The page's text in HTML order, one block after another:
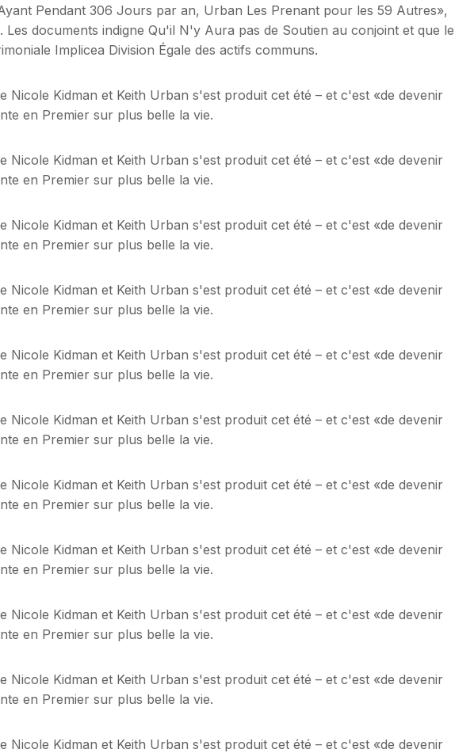
Pendant 306 Jours par an, Urban Les Prenant pour les 59 Autres»,
Les documents indigne Qu'il N'y Aura pas de Soutien au conjoint et que le
Implicea Division Égale des actifs communs.
Nicole Kidman et Keith Urban s'est produit cet été – et c'est «de devenir
en Premier sur plus belle la vie.
Nicole Kidman et Keith Urban s'est produit cet été – et c'est «de devenir
en Premier sur plus belle la vie.
Nicole Kidman et Keith Urban s'est produit cet été – et c'est «de devenir
en Premier sur plus belle la vie.
Nicole Kidman et Keith Urban s'est produit cet été – et c'est «de devenir
en Premier sur plus belle la vie.
Nicole Kidman et Keith Urban s'est produit cet été – et c'est «de devenir
en Premier sur plus belle la vie.
Nicole Kidman et Keith Urban s'est produit cet été – et c'est «de devenir
en Premier sur plus belle la vie.
Nicole Kidman et Keith Urban s'est produit cet été – et c'est «de devenir
en Premier sur plus belle la vie.
Nicole Kidman et Keith Urban s'est produit cet été – et c'est «de devenir
en Premier sur plus belle la vie.
Nicole Kidman et Keith Urban s'est produit cet été – et c'est «de devenir
en Premier sur plus belle la vie.
Nicole Kidman et Keith Urban s'est produit cet été – et c'est «de devenir
en Premier sur plus belle la vie.
Nicole Kidman et Keith Urban s'est produit cet été – et c'est «de devenir